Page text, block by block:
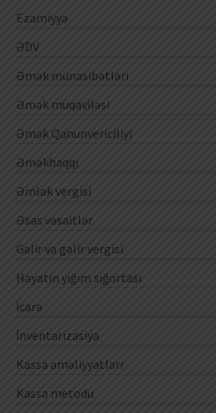
Ezamiyyə
ƏDV
Əmək münasibətləri
Əmək müqaviləsi
Əmək Qanunvericiliyi
Əməkhaqqı
Əmlak vergisi
Əsas vəsaitlər
Gəlir və gəlir vergisi
Həyatın yığım sığortası
İcarə
İnventarizasiya
Kassa əməliyyatları
Kassa metodu